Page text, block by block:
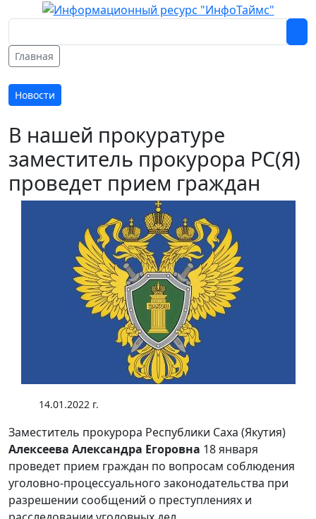
Главная
Новости
В нашей прокуратуре
заместитель прокурора РС(Я)
проведет прием граждан
14.01.2022 г.
Заместитель прокурора Республики Саха (Якутия)
Алексеева Александра Егоровна 18 января
проведет прием граждан по вопросам соблюдения
уголовно-процессуального законодательства при
разрешении сообщений о преступлениях и